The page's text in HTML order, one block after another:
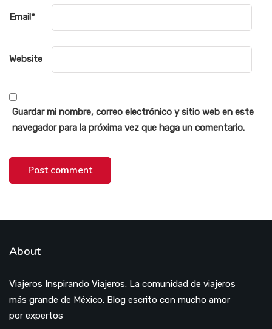
Email*
Website
Guardar mi nombre, correo electrónico y sitio web en este
navegador para la próxima vez que haga un comentario.
About
Viajeros Inspirando Viajeros. La comunidad de viajeros
más grande de México. Blog escrito con mucho amor
por expertos